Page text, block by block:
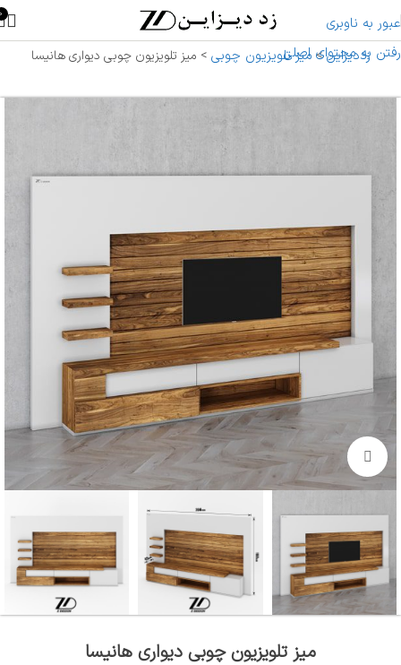
عبور به ناوبری
رفتن به محتوای اصلی
0
زددیزاین> میز تلویزیون چوبی > میز تلویزیون چوبی دیواری هانیسا
بزرگنمایی تصویر
میز تلویزیون چوبی دیواری هانیسا